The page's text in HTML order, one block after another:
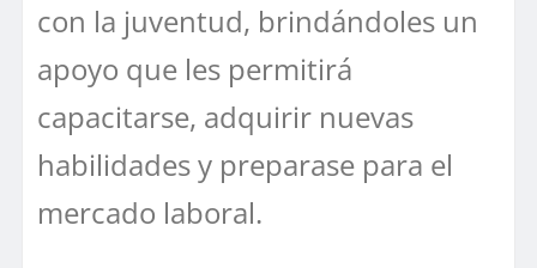
con la juventud, brindándoles un
apoyo que les permitirá
capacitarse, adquirir nuevas
habilidades y preparase para el
mercado laboral.